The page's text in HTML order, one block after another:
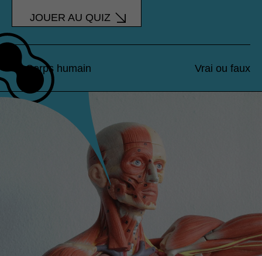
JOUER AU QUIZ
Corps humain Vrai ou faux